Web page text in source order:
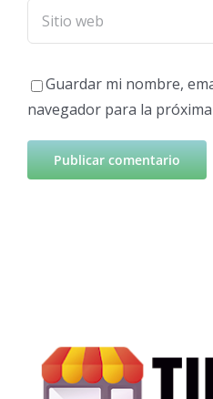
Guardar mi nombre,
navegador para la